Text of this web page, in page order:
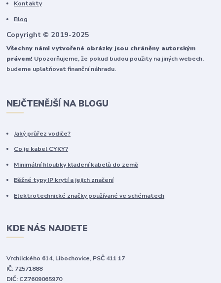
Kontakty
Blog
Copyright © 2019-2025
Všechny námi vytvořené obrázky jsou chráněny autorským
právem! Upozorňujeme, že pokud budou použity na jiných webech,
budeme uplatňovat finanční náhradu.
NEJČTENĚJŠÍ NA BLOGU
Jaký průřez vodiče?
Co je kabel CYKY?
Minimální hloubky kladení kabelů do země
Běžné typy IP krytí a jejich značení
Elektrotechnické značky používané ve schématech
KDE NÁS NAJDETE
Vrchlického 614, Libochovice, PSČ 411 17
IČ: 72571888
DIČ: CZ7609065970